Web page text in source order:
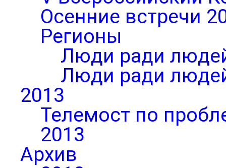
Осенние встречи
Регионы
Люди ради
Люди ради
2013
Телемост по
2013
Архив